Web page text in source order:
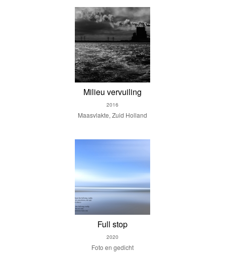
Milieu vervuiling
2016
Maasvlakte, Zuid Holland
Full stop
2020
Foto en gedicht